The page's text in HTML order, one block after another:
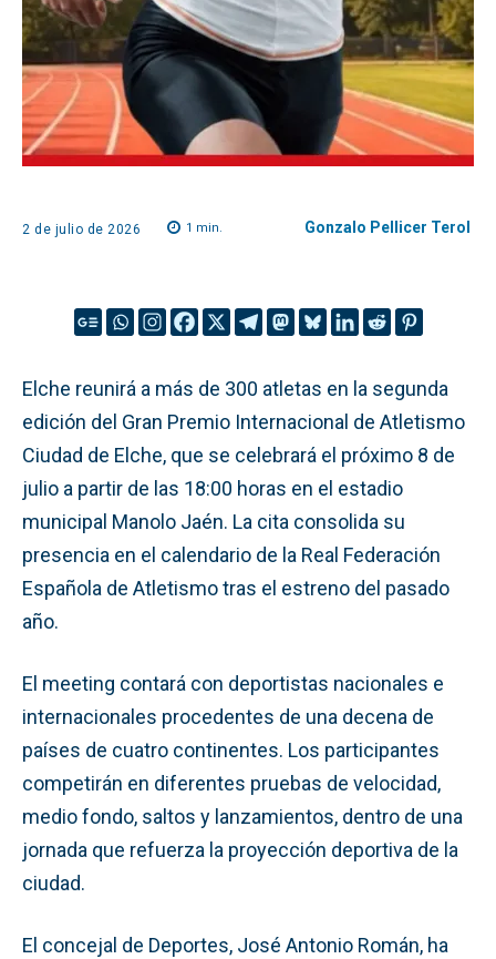
2 de julio de 2026 1 min. Gonzalo Pellicer Terol
Elche reunirá a más de 300 atletas en la segunda
edición del Gran Premio Internacional de Atletismo
Ciudad de Elche, que se celebrará el próximo 8 de
julio a partir de las 18:00 horas en el estadio
municipal Manolo Jaén. La cita consolida su
presencia en el calendario de la Real Federación
Española de Atletismo tras el estreno del pasado
año.
El meeting contará con deportistas nacionales e
internacionales procedentes de una decena de
países de cuatro continentes. Los participantes
competirán en diferentes pruebas de velocidad,
medio fondo, saltos y lanzamientos, dentro de una
jornada que refuerza la proyección deportiva de la
ciudad.
El concejal de Deportes, José Antonio Román, ha